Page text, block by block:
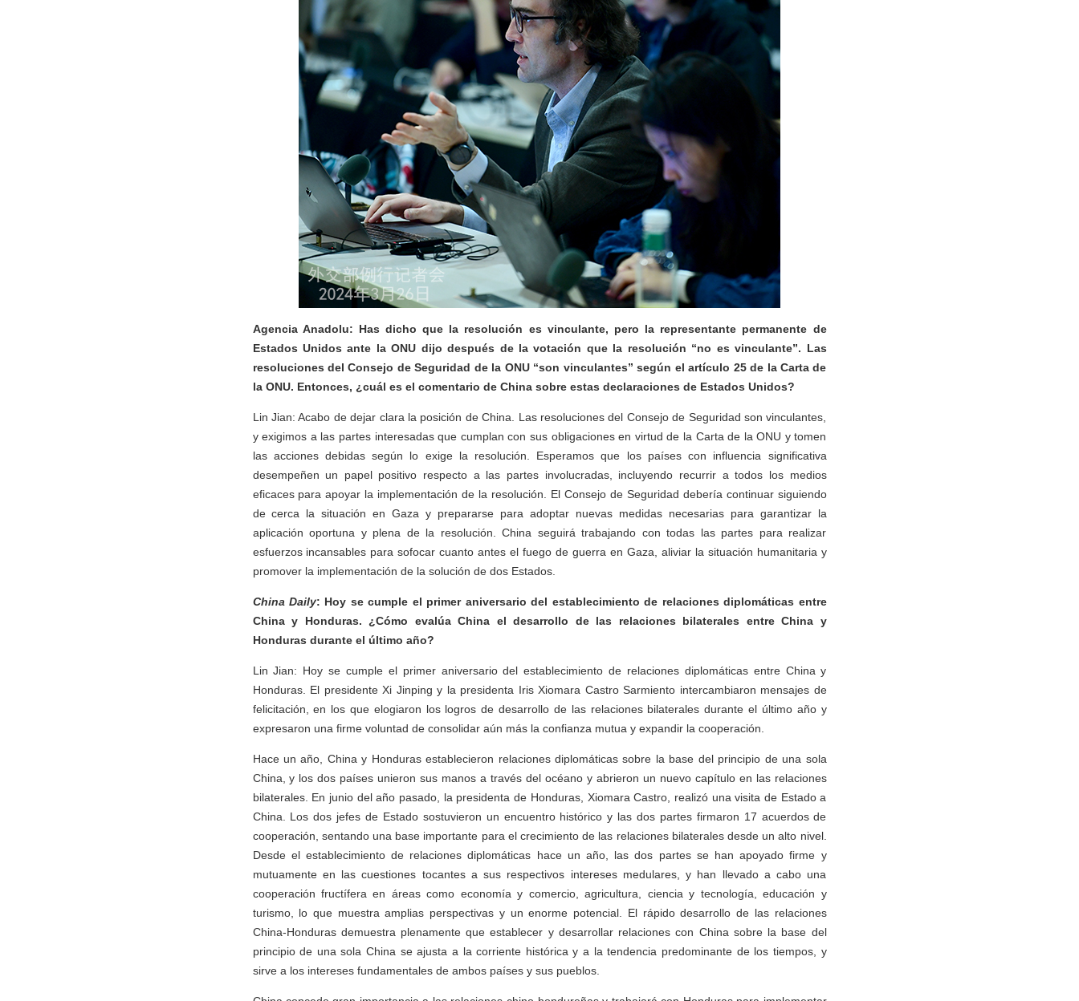
Agencia Anadolu: Has dicho que la resolución es vinculante, pero la representante permanente de
Estados Unidos ante la ONU dijo después de la votación que la resolución “no es vinculante”. Las
resoluciones del Consejo de Seguridad de la ONU “son vinculantes” según el artículo 25 de la Carta de
la ONU. Entonces, ¿cuál es el comentario de China sobre estas declaraciones de Estados Unidos?
Lin Jian: Acabo de dejar clara la posición de China. Las resoluciones del Consejo de Seguridad son vinculantes,
y exigimos a las partes interesadas que cumplan con sus obligaciones en virtud de la Carta de la ONU y tomen
las acciones debidas según lo exige la resolución. Esperamos que los países con influencia significativa
desempeñen un papel positivo respecto a las partes involucradas, incluyendo recurrir a todos los medios
eficaces para apoyar la implementación de la resolución. El Consejo de Seguridad debería continuar siguiendo
de cerca la situación en Gaza y prepararse para adoptar nuevas medidas necesarias para garantizar la
aplicación oportuna y plena de la resolución. China seguirá trabajando con todas las partes para realizar
esfuerzos incansables para sofocar cuanto antes el fuego de guerra en Gaza, aliviar la situación humanitaria y
promover la implementación de la solución de dos Estados.
China Daily: Hoy se cumple el primer aniversario del establecimiento de relaciones diplomáticas entre
China y Honduras. ¿Cómo evalúa China el desarrollo de las relaciones bilaterales entre China y
Honduras durante el último año?
Lin Jian: Hoy se cumple el primer aniversario del establecimiento de relaciones diplomáticas entre China y
Honduras. El presidente Xi Jinping y la presidenta Iris Xiomara Castro Sarmiento intercambiaron mensajes de
felicitación, en los que elogiaron los logros de desarrollo de las relaciones bilaterales durante el último año y
expresaron una firme voluntad de consolidar aún más la confianza mutua y expandir la cooperación.
Hace un año, China y Honduras establecieron relaciones diplomáticas sobre la base del principio de una sola
China, y los dos países unieron sus manos a través del océano y abrieron un nuevo capítulo en las relaciones
bilaterales. En junio del año pasado, la presidenta de Honduras, Xiomara Castro, realizó una visita de Estado a
China. Los dos jefes de Estado sostuvieron un encuentro histórico y las dos partes firmaron 17 acuerdos de
cooperación, sentando una base importante para el crecimiento de las relaciones bilaterales desde un alto nivel.
Desde el establecimiento de relaciones diplomáticas hace un año, las dos partes se han apoyado firme y
mutuamente en las cuestiones tocantes a sus respectivos intereses medulares, y han llevado a cabo una
cooperación fructífera en áreas como economía y comercio, agricultura, ciencia y tecnología, educación y
turismo, lo que muestra amplias perspectivas y un enorme potencial. El rápido desarrollo de las relaciones
China-Honduras demuestra plenamente que establecer y desarrollar relaciones con China sobre la base del
principio de una sola China se ajusta a la corriente histórica y a la tendencia predominante de los tiempos, y
sirve a los intereses fundamentales de ambos países y sus pueblos.